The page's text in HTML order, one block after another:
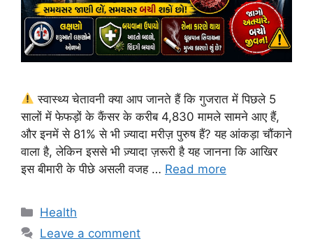
स्वास्थ्य चेतावनी क्या आप जानते हैं कि गुजरात में पिछले 5
सालों में फेफड़ों के कैंसर के करीब 4,830 मामले सामने आए हैं,
और इनमें से 81% से भी ज़्यादा मरीज़ पुरुष हैं? यह आंकड़ा चौंकाने
वाला है, लेकिन इससे भी ज़्यादा ज़रूरी है यह जानना कि आखिर
इस बीमारी के पीछे असली वजह … Read more
Categories
Health
Leave a comment